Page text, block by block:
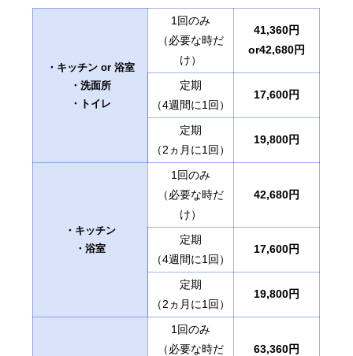
・キッチン or 浴室
・洗面所
・トイレ
1回のみ
（必要な時だ
け）
41,360円
or42,680円
定期
（4週間に1回）
17,600円
定期
（2ヵ月に1回）
19,800円
・キッチン
・浴室
1回のみ
（必要な時だ
け）
42,680円
定期
（4週間に1回）
17,600円
定期
（2ヵ月に1回）
19,800円
1回のみ
（必要な時だ
63,360円